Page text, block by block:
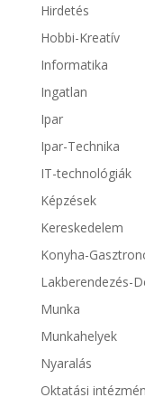
Hirdetés
Hobbi-Kreatív
Informatika
Ingatlan
Ipar
Ipar-Technika
IT-technológiák
Képzések
Kereskedelem
Konyha-
Lakberendezés-
Munka
Munkahelyek
Nyaralás
Oktatási